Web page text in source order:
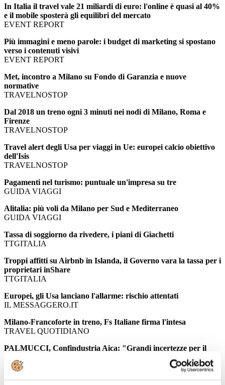
In Italia il travel vale 21 miliardi di euro: l'online è quasi al 40%
e il mobile sposterà gli equilibri del mercato
EVENT REPORT
Più immagini e meno parole: i budget di marketing si spostano
verso i contenuti visivi
EVENT REPORT
Met, incontro a Milano su Fondo di Garanzia e nuove
normative
TRAVELNOSTOP
Dal 2018 un treno ogni 3 minuti nei nodi di Milano, Roma e
Firenze
TRAVELNOSTOP
Travel alert degli Usa per viaggi in Ue: europei calcio obiettivo
dell'Isis
TRAVELNOSTOP
Pagamenti nel turismo: puntuale un'impresa su tre
GUIDA VIAGGI
Alitalia: più voli da Milano per Sud e Mediterraneo
GUIDA VIAGGI
Tassa di soggiorno da rivedere, i piani di Giachetti
TTGITALIA
Troppi affitti su Airbnb in Islanda, il Governo vara la tassa per i
proprietari inShare
TTGITALIA
Europei, gli Usa lanciano l'allarme: rischio attentati
IL MESSAGGERO.IT
Milano-Francoforte in treno, Fs Italiane firma l'intesa
TRAVEL QUOTIDIANO
PALMUCCI, Confindustria Aica: "Grandi incertezze per il
TTGITALIA